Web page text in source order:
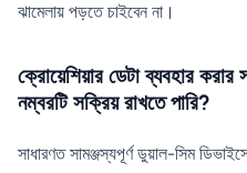
ঝামেলায় পড়তে চাইবেন না।
ক্রোয়েশিয়ার ডেটা ব্যবহার
নম্বরটি সক্রিয় রাখতে পারি?
সাধারণত সামঞ্জস্যপূর্ণ ডুয়াল-সিম